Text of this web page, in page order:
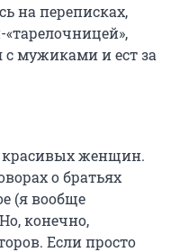
на переписках,
«тарелочницей»,
с мужиками и ест за
красивых женщин.
о братьях
(я вообще
конечно,
Если просто